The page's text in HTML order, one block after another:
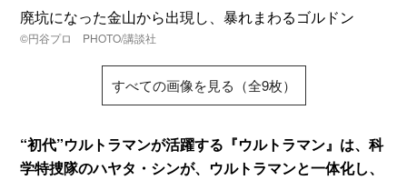
廃坑になった金山から出現し、暴れまわるゴルドン
©円谷プロ PHOTO/講談社
すべての画像を見る（全9枚）
“初代”ウルトラマンが活躍する『ウルトラマン』は、科
学特捜隊のハヤタ・シンが、ウルトラマンと一体化し、